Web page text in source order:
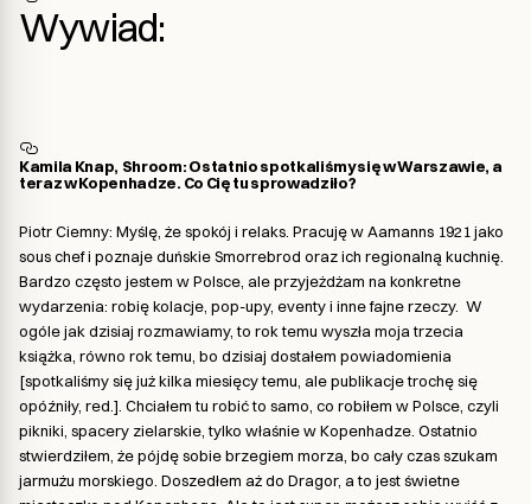
Wywiad:
Kamila Knap, Shroom: Ostatnio spotkaliśmy się w Warszawie, a
teraz w Kopenhadze. Co Cię tu sprowadziło?
Piotr Ciemny: Myślę, że spokój i relaks. Pracuję w Aamanns 1921 jako
sous chef i poznaje duńskie Smorrebrod oraz ich regionalną kuchnię.
Bardzo często jestem w Polsce, ale przyjeżdżam na konkretne
wydarzenia: robię kolacje, pop-upy, eventy i inne fajne rzeczy. W
ogóle jak dzisiaj rozmawiamy, to rok temu wyszła moja trzecia
książka, równo rok temu, bo dzisiaj dostałem powiadomienia
[spotkaliśmy się już kilka miesięcy temu, ale publikacje trochę się
opóźniły, red.]. Chciałem tu robić to samo, co robiłem w Polsce, czyli
pikniki, spacery zielarskie, tylko właśnie w Kopenhadze. Ostatnio
stwierdziłem, że pójdę sobie brzegiem morza, bo cały czas szukam
jarmużu morskiego. Doszedłem aż do Dragor, a to jest świetne